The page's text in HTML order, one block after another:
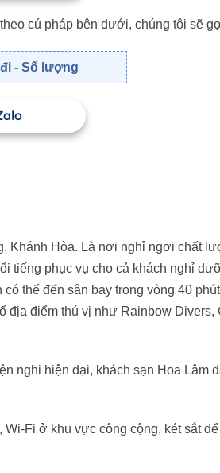
cú pháp bên dưới, chúng tôi sẽ
- Số lượng
Khánh Hòa. Là nơi nghỉ ngơi chất
tiếng phục vụ cho cả khách nghỉ
thể đến sân bay trong vòng 40
địa điểm thú vị như Rainbow Divers,
nghi hiện đại, khách sạn Hoa Lâm
Fi ở khu vực công cộng, két sắt